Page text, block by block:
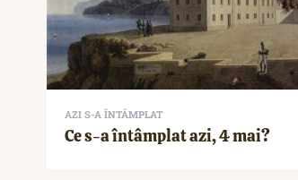
AZI S-A ÎNTÂMPLAT
Ce s-a întâmplat azi, 4 mai?